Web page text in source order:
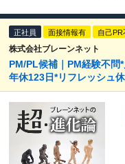
正社員 面接情報有 自己PR
株式会社ブレーンネット
PM/PL候補｜PM経験不問
年休123日*リフレッシュ